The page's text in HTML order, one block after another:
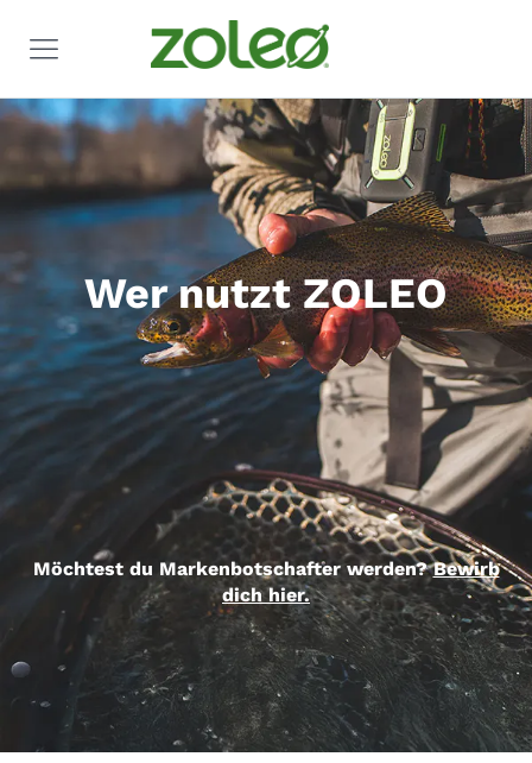
Wer nutzt ZOLEO
Möchtest du Markenbotschafter werden?Bewirb
dich hier.